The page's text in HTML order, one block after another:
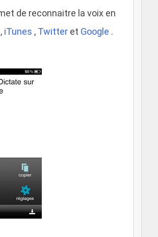
de reconnaitre la voix en
, iTunes , Twitter et Google .